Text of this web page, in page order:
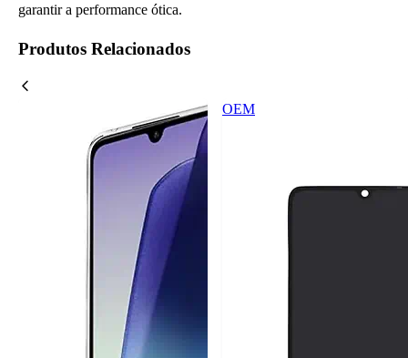
garantir a performance ótica.
Produtos Relacionados
OEM